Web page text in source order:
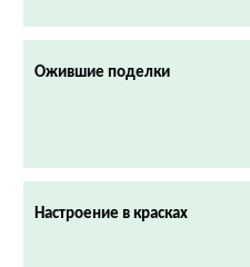
Ожившие поделки
Настроение в красках